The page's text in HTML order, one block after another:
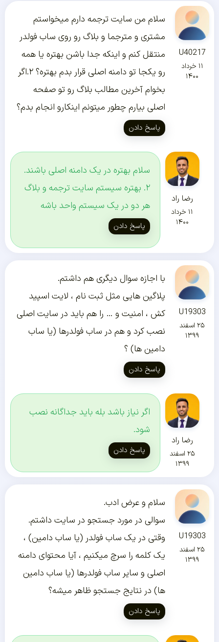
U40217
۱۱ خرداد
۱۴۰۰
سلام من سایت ترجمه دارم میخواستم
مشتری و مترجما و بلاگ رو روی ساب فولدر
منتقل کنم و اینکه جدا باشن بهتره یا همه
رو یکجا تو دامنه اصلی قرار بدم بهتره؟ ۲.اگر
بخوام آخرین مطالب بلاگ رو تو صفحه
اصلی بیارم چطور میتونم اینکارو انجام بدم؟
پاسخ دادن
رضا راد
۱۱ خرداد
۱۴۰۰
سلام بهتره در یک دامنه اصلی باشند.
۲. بهتره سیستم سایت ترجمه و بلاگ
هر دو در یک سیستم واحد باشه
پاسخ دادن
U19303
۲۵ اسفند
۱۳۹۹
با اجازه سوال دیگری هم داشتم.
پلاگین هایی مثل ثبت نام ، لایت اسپید
کش ، امنیت و … را هم باید در سایت اصلی
نصب کرد و هم در ساب فولدرها (یا ساب
دامین ها) ؟
پاسخ دادن
رضا راد
۲۵ اسفند
۱۳۹۹
اگر نیاز باشد بله باید جداگانه نصب
شود.
پاسخ دادن
U19303
۲۵ اسفند
۱۳۹۹
سلام و عرض ادب.
سوالی در مورد جستجو در سایت داشتم.
وقتی در یک ساب فولدر (یا ساب دامین) ،
یک کلمه را سرچ میکنیم ، آیا محتوای دامنه
اصلی و سایر ساب فولدرها (یا ساب دامین
ها) در نتایج جستجو ظاهر میشه؟
پاسخ دادن